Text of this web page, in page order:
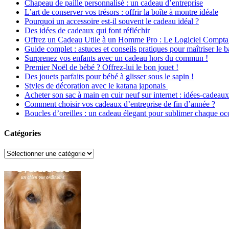
Chapeau de paille personnalisé : un cadeau d’entreprise
L’art de conserver vos trésors : offrir la boîte à montre idéale
Pourquoi un accessoire est-il souvent le cadeau idéal ?
Des idées de cadeaux qui font réfléchir
Offrez un Cadeau Utile à un Homme Pro : Le Logiciel
Guide complet : astuces et conseils pratiques pour maîtriser le
Surprenez vos enfants avec un cadeau hors du commun !
Premier Noël de bébé ? Offrez-lui le bon jouet !
Des jouets parfaits pour bébé à glisser sous le sapin !
Styles de décoration avec le katana japonais
Acheter son sac à main en cuir neuf sur internet : idées-
Comment choisir vos cadeaux d’entreprise de fin d’année ?
Boucles d’oreilles : un cadeau élegant pour sublimer chaque
Catégories
Catégories